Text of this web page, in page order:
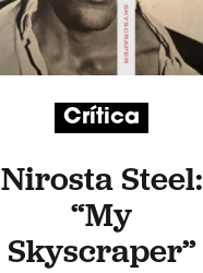
Crítica
Nirosta Steel:
“My
Skyscraper”